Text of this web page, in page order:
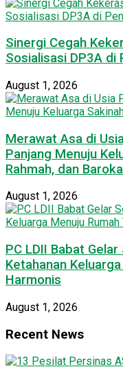
Sinergi Cegah
Sosialisasi DP3A di
August 1, 2026
Merawat Asa di
Panjang Menuju
Rahmah, dan
August 1, 2026
PC LDII Babat
Ketahanan
Harmonis
August 1, 2026
Recent News